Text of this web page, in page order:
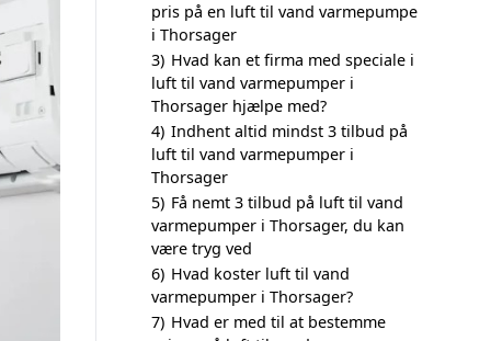
pris på en luft til vand varmepumpe
i Thorsager
3) Hvad kan et firma med speciale i
luft til vand varmepumper i
Thorsager hjælpe med?
4) Indhent altid mindst 3 tilbud på
luft til vand varmepumper i
Thorsager
5) Få nemt 3 tilbud på luft til vand
varmepumper i Thorsager, du kan
være tryg ved
6) Hvad koster luft til vand
varmepumper i Thorsager?
7) Hvad er med til at bestemme